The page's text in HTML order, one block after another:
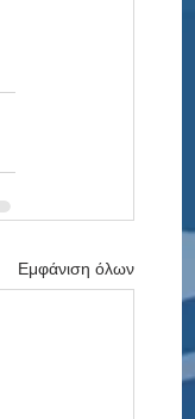
Εμφάνιση όλων